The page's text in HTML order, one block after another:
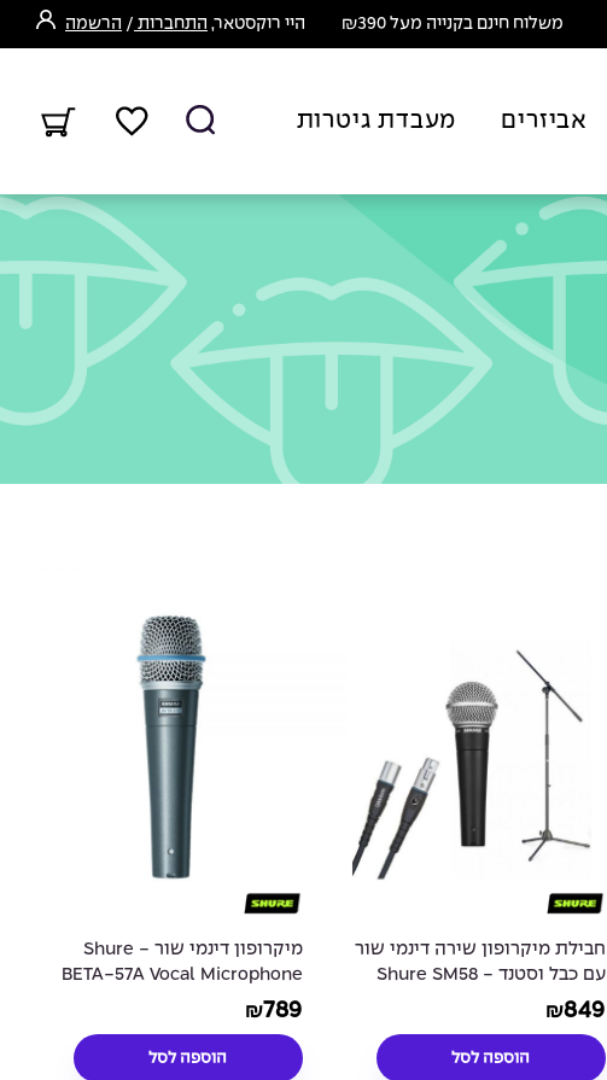
משלוח חינם בקנייה מעל ₪390 היי רוקסטאר, התחברות / הרשמה
אביזרים מעבדת גיטרות
חבילת מיקרופון שירה דינמי שור
עם כבל וסטנד - Shure SM58
Dynamic Vocal Microphone
₪849
הוספה לסל
מיקרופון דינמי שור - Shure
BETA-57A Vocal Microphone
₪789
הוספה לסל